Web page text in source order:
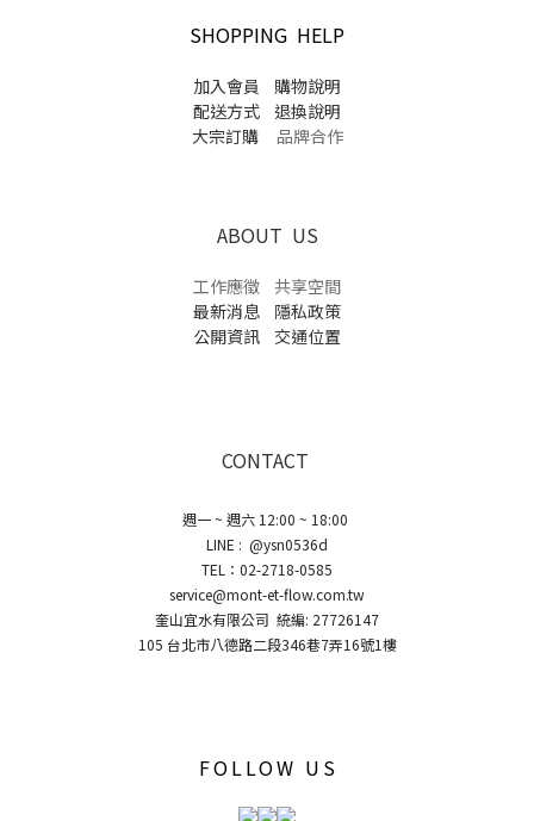
SHOPPING HELP
加入會員
購物說明
配送方式
退換說明
大宗訂購品牌合作
ABOUT US
工作應徵 共享空間
最新消息
隱私政策
公開資訊
交通位置
CONTACT
週一 ~ 週六 12:00 ~ 18:00
LINE : @ysn0536d
TEL：02-2718-0585
service@mont-et-flow.com.tw
奎山宜水有限公司 統編: 27726147
105 台北市八德路二段346巷7弄16號1樓
FOLLOW US